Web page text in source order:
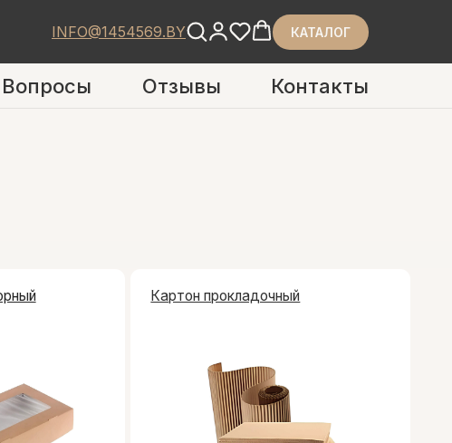
INFO@1454569.BY КАТАЛОГ
Вопросы Отзывы Контакты